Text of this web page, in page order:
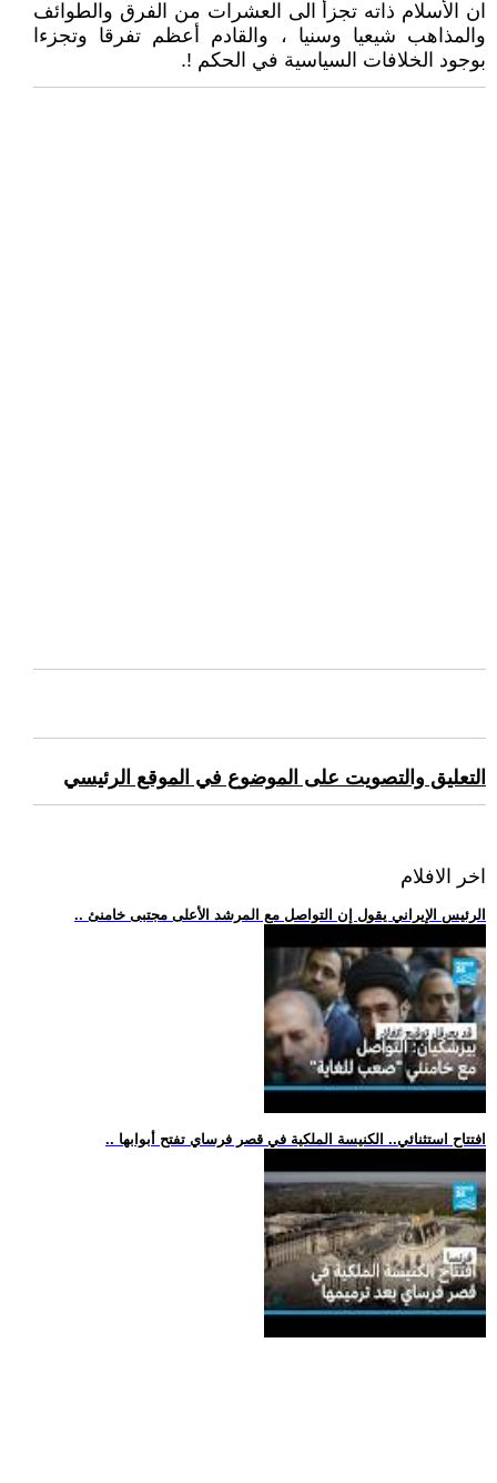
ان الأسلام ذاته تجزأ الى العشرات من الفرق والطوائف
والمذاهب شيعيا وسنيا ، والقادم أعظم تفرقا وتجزءا
بوجود الخلافات السياسية في الحكم !.
التعليق والتصويت على الموضوع في الموقع الرئيسي
اخر الافلام
.. الرئيس الإيراني يقول إن التواصل مع المرشد الأعلى مجتبى خامنئ
.. افتتاح استثنائي.. الكنيسة الملكية في قصر فرساي تفتح أبوابها